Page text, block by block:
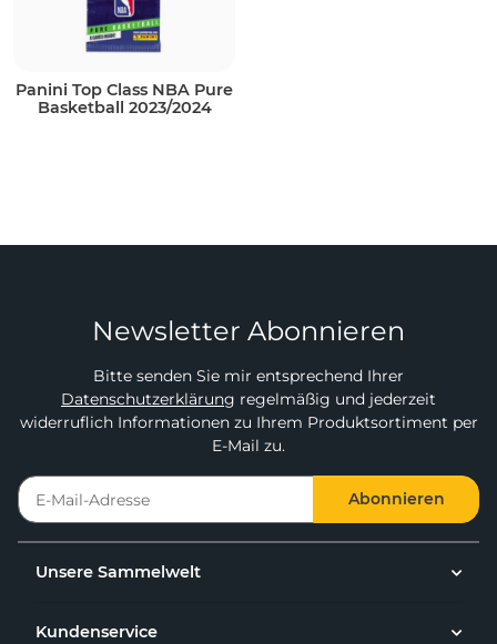
Panini Top Class NBA Pure
Basketball 2023/2024
Newsletter Abonnieren
Bitte senden Sie mir entsprechend Ihrer
Datenschutzerklärung regelmäßig und jederzeit
widerruflich Informationen zu Ihrem Produktsortiment per
E-Mail zu.
Abonnieren
Unsere Sammelwelt
Kundenservice